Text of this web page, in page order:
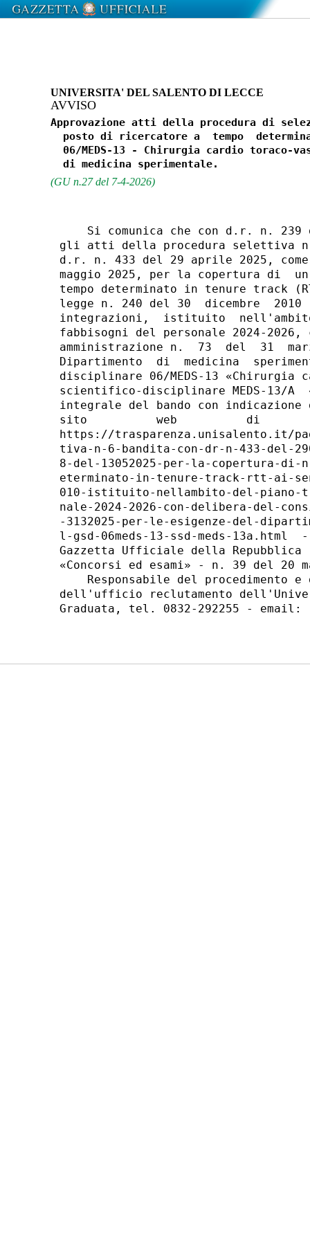
UNIVERSITA' DEL SALENTO DI LECCE
AVVISO
Approvazione atti della procedura di
posto di ricercatore a  tempo
06/MEDS-13 - Chirurgia cardio toraco-
(GU n.27 del 7-4-2026)
Si comunica che con d.r. n. 239
gli atti della procedura selettiva
d.r. n. 433 del 29 aprile 2025,
maggio 2025, per la copertura di
tempo determinato in tenure
legge n. 240 del 30  dicembre
integrazioni,  istituito
fabbisogni del personale 2024-
amministrazione n.  73  del  31
Dipartimento  di  medicina
disciplinare 06/MEDS-13
scientifico-disciplinare MEDS-13/
integrale del bando con
sito          web          di
https://trasparenza.unisalento.it/
tiva-n-6-bandita-con-dr-n-433-del-
8-del-13052025-per-la-copertura-
eterminato-in-tenure-track-rtt-ai-
010-istituito-nellambito-del-piano-
nale-2024-2026-con-delibera-del-
-3132025-per-le-esigenze-del-
l-gsd-06meds-13-ssd-meds-
Gazzetta Ufficiale della
«Concorsi ed esami» - n. 39 del 20
Responsabile del procedimento e
dell'ufficio reclutamento
Graduata, tel. 0832-292255 -